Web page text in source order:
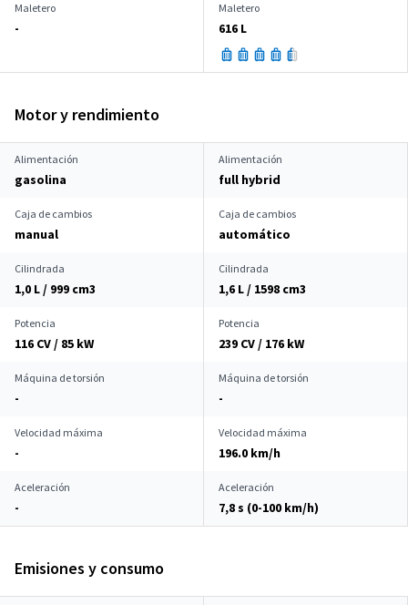
Maletero
-
Maletero
616 L
Motor y rendimiento
Alimentación
gasolina
Alimentación
full hybrid
Caja de cambios
manual
Caja de cambios
automático
Cilindrada
1,0 L / 999 cm3
Cilindrada
1,6 L / 1598 cm3
Potencia
116 CV / 85 kW
Potencia
239 CV / 176 kW
Máquina de torsión
-
Máquina de torsión
-
Velocidad máxima
-
Velocidad máxima
196.0 km/h
Aceleración
-
Aceleración
7,8 s (0-100 km/h)
Emisiones y consumo